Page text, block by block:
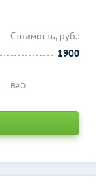
ВАО
Стоимость, руб.:
1900